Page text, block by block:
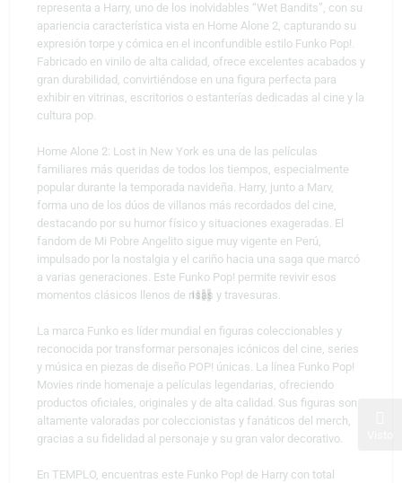
representa a Harry, uno de los inolvidables “Wet Bandits”, con su
apariencia característica vista en Home Alone 2, capturando su
expresión torpe y cómica en el inconfundible estilo Funko Pop!.
Fabricado en vinilo de alta calidad, ofrece excelentes acabados y
gran durabilidad, convirtiéndose en una figura perfecta para
exhibir en vitrinas, escritorios o estanterías dedicadas al cine y la
cultura pop.
Home Alone 2: Lost in New York es una de las películas
familiares más queridas de todos los tiempos, especialmente
popular durante la temporada navideña. Harry, junto a Marv,
forma uno de los dúos de villanos más recordados del cine,
destacando por su humor físico y situaciones exageradas. El
fandom de Mi Pobre Angelito sigue muy vigente en Perú,
impulsado por la nostalgia y el cariño hacia una saga que marcó
a varias generaciones. Este Funko Pop! permite revivir esos
momentos clásicos llenos de risas y travesuras.
La marca Funko es líder mundial en figuras coleccionables y
reconocida por transformar personajes icónicos del cine, series
y música en piezas de diseño POP! únicas. La línea Funko Pop!
Movies rinde homenaje a películas legendarias, ofreciendo
productos oficiales, originales y de alta calidad. Sus figuras son
altamente valoradas por coleccionistas y fanáticos del merch,
gracias a su fidelidad al personaje y su gran valor decorativo.
En TEMPLO, encuentras este Funko Pop! de Harry con total